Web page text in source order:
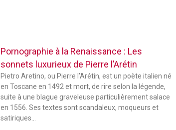
Pornographie à la Renaissance : Les
sonnets luxurieux de Pierre l’Arétin
Pietro Aretino, ou Pierre l’Arétin, est un poète italien né
en Toscane en 1492 et mort, de rire selon la légende,
suite à une blague graveleuse particulièrement salace
en 1556. Ses textes sont scandaleux, moqueurs et
satiriques…